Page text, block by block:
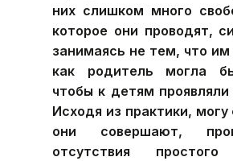
них слишком много
которое они проводят,
занимаясь не тем, что им
как родитель могла
чтобы к детям
Исходя из практики, могу
они совершают,
отсутствия простого